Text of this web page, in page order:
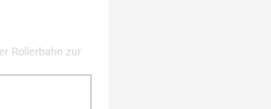
Rollerbahn zur